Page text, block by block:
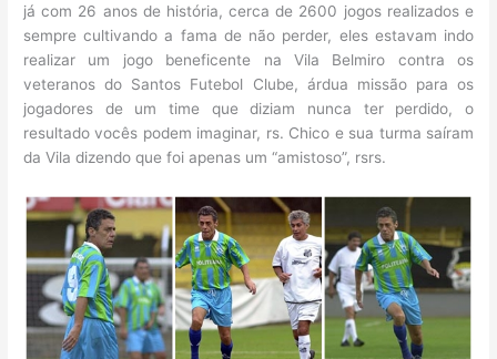
já com 26 anos de história, cerca de 2600 jogos realizados e
sempre cultivando a fama de não perder, eles estavam indo
realizar um jogo beneficente na Vila Belmiro contra os
veteranos do Santos Futebol Clube, árdua missão para os
jogadores de um time que diziam nunca ter perdido, o
resultado vocês podem imaginar, rs. Chico e sua turma saíram
da Vila dizendo que foi apenas um “amistoso”, rsrs.